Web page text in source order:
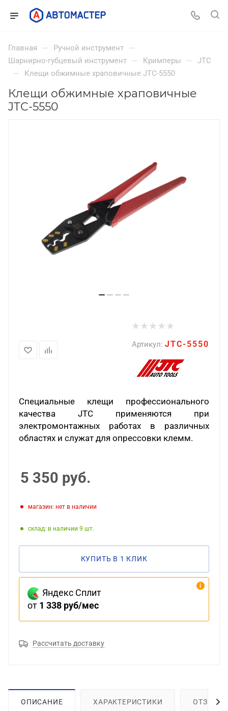
Главная — Ручной инструмент —
Шарнирно-губцевый инструмент — Кримперы — JTC
— Клещи обжимные храповичные JTC-5550
Клещи обжимные храповичные
JTC-5550
Артикул: JTC-5550
Специальные клещи профессионального
качества JTC применяются при
электромонтажных работах в различных
областях и служат для опрессовки клемм.
5 350 руб.
Магазин: нет в наличии
Склад: в наличии 9
КУПИТЬ В 1 КЛИК
Яндекс Сплит
от 1 338 руб/мес
Рассчитать доставку
ОПИСАНИЕ ХАРАКТЕРИСТИКИ ОТЗЫВЫ